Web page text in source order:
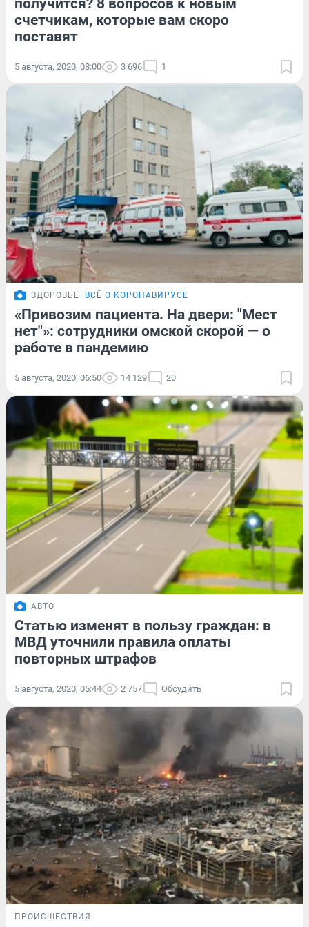
получится? 8 вопросов к новым
счетчикам, которые вам скоро
поставят
5 августа, 2020, 08:00 3 696 1
ЗДОРОВЬЕ ВСЁ О КОРОНАВИРУСЕ
«Привозим пациента. На двери: "Мест
нет"»: сотрудники омской скорой — о
работе в пандемию
5 августа, 2020, 06:50 14 129 20
АВТО
Статью изменят в пользу граждан: в
МВД уточнили правила оплаты
повторных штрафов
5 августа, 2020, 05:44 2 757 Обсудить
ПРОИСШЕСТВИЯ